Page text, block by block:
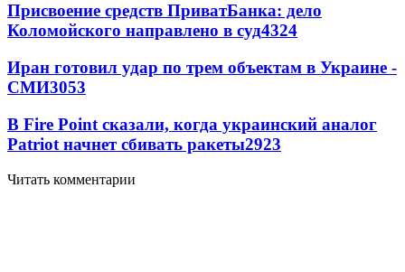
Присвоение средств ПриватБанка: дело
Коломойского направлено в суд4324
Иран готовил удар по трем объектам в Украине -
СМИ3053
В Fire Point сказали, когда украинский аналог
Patriot начнет сбивать ракеты2923
Читать комментарии